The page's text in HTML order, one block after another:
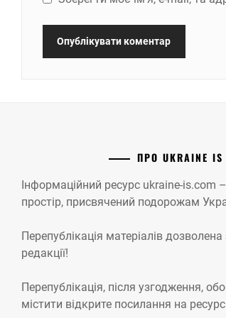
ПРО UKRAINE IS
Інформаційний ресурс ukraine-is.com
простір, присвячений подорожам
Перепублікація матеріалів
редакції!
Перепублікація, після узгодження,
містити відкрите посилання на